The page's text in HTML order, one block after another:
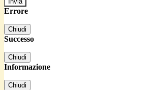
Errore
Chiudi
Successo
Chiudi
Informazione
Chiudi